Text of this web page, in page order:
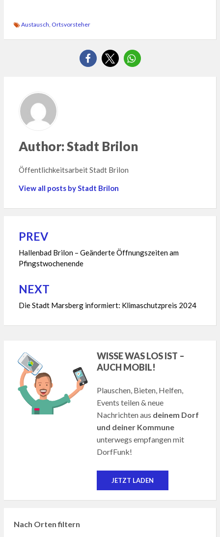
Austausch Ortsvorsteher
Author:Stadt Brilon
Öffentlichkeitsarbeit Stadt Brilon
View all posts by Stadt Brilon
Beitragsnavigation
PREV
Hallenbad Brilon – Geänderte Öffnungszeiten am
Pfingstwochenende
NEXT
Die Stadt Marsberg informiert: Klimaschutzpreis 2024
WISSE WAS LOS IST –
AUCH MOBIL!
Plauschen, Bieten, Helfen,
Events teilen & neue
Nachrichten aus deinem Dorf
und deiner Kommune
unterwegs empfangen mit
DorfFunk!
JETZT LADEN
Nach Orten filtern